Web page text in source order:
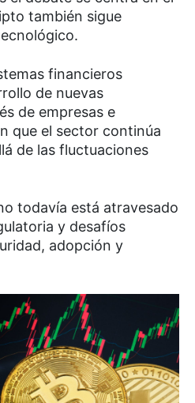
también sigue
financieros
de nuevas
de empresas e
que el sector continúa
de las fluctuaciones
todavía está atravesado
y desafíos
adopción y